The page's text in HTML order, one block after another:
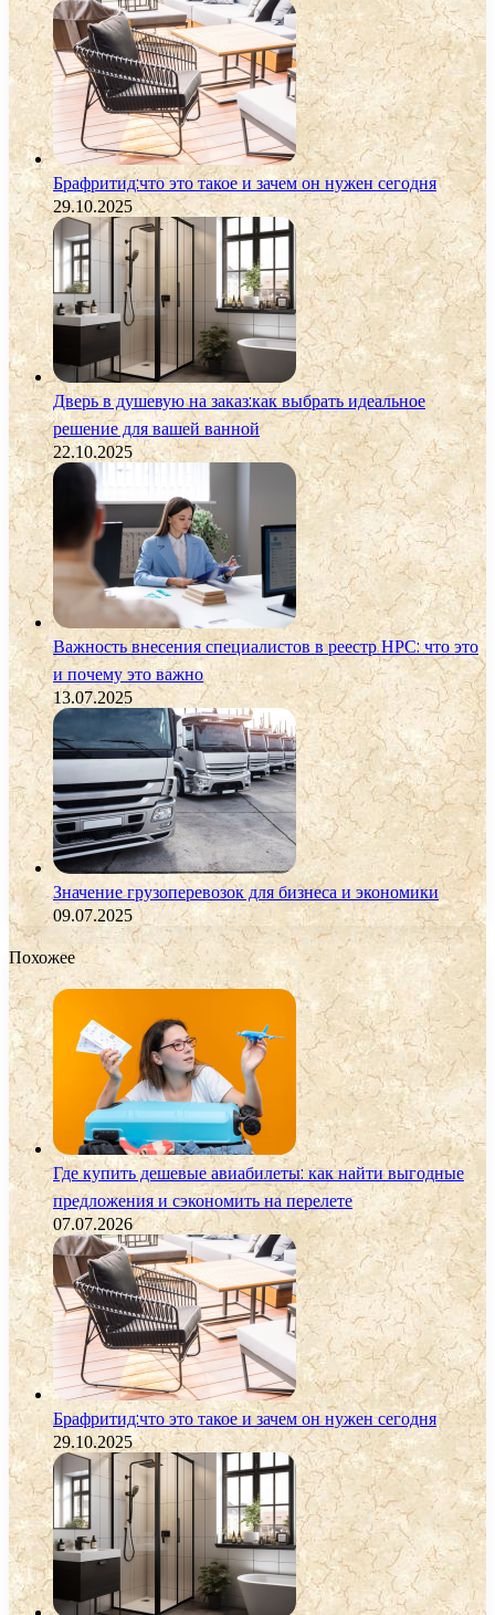
Брафритид:что это такое и зачем он нужен сегодня
29.10.2025
Дверь в душевую на заказ:как выбрать идеальное
решение для вашей ванной
22.10.2025
Важность внесения специалистов в реестр НРС: что это
и почему это важно
13.07.2025
Значение грузоперевозок для бизнеса и экономики
09.07.2025
Похожее
Где купить дешевые авиабилеты: как найти выгодные
предложения и сэкономить на перелете
07.07.2026
Брафритид:что это такое и зачем он нужен сегодня
29.10.2025